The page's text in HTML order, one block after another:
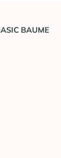
BAUME